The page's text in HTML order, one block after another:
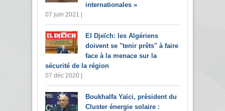
internationales »
07 juin 2021 |
El Djeïch: les Algériens
doivent se "tenir prêts" à faire
face à la menace sur la
sécurité de la région
07 déc 2020 |
Boukhalfa Yaïci, président du
Cluster énergie solaire :